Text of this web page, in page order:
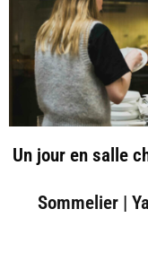
Un jour en salle
Sommelier |